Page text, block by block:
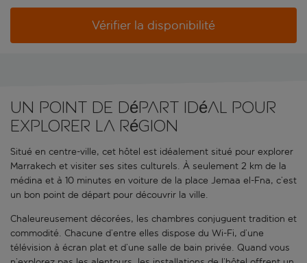
Vérifier la disponibilité
Un point de départ idéal pour
explorer la région
Situé en centre-ville, cet hôtel est idéalement situé pour explorer
Marrakech et visiter ses sites culturels. À seulement 2 km de la
médina et à 10 minutes en voiture de la place Jemaa el-Fna, c’est
un bon point de départ pour découvrir la ville.
Chaleureusement décorées, les chambres conjuguent tradition et
commodité. Chacune d’entre elles dispose du Wi-Fi, d’une
télévision à écran plat et d’une salle de bain privée. Quand vous